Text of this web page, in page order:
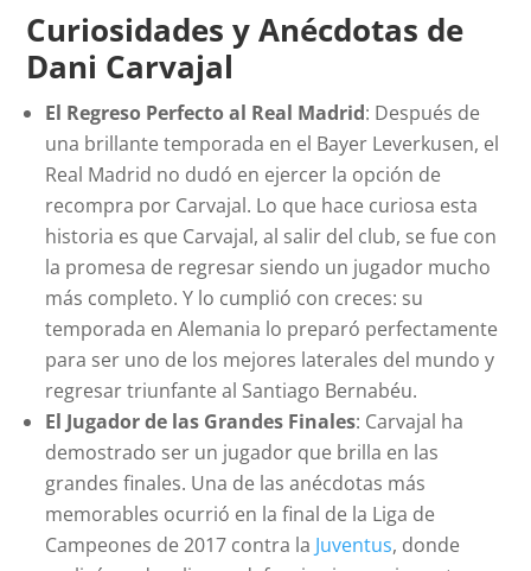
Curiosidades y Anécdotas de
Dani Carvajal
El Regreso Perfecto al Real Madrid: Después de
una brillante temporada en el Bayer Leverkusen, el
Real Madrid no dudó en ejercer la opción de
recompra por Carvajal. Lo que hace curiosa esta
historia es que Carvajal, al salir del club, se fue con
la promesa de regresar siendo un jugador mucho
más completo. Y lo cumplió con creces: su
temporada en Alemania lo preparó perfectamente
para ser uno de los mejores laterales del mundo y
regresar triunfante al Santiago Bernabéu.
El Jugador de las Grandes Finales: Carvajal ha
demostrado ser un jugador que brilla en las
grandes finales. Una de las anécdotas más
memorables ocurrió en la final de la Liga de
Campeones de 2017 contra la Juventus, donde